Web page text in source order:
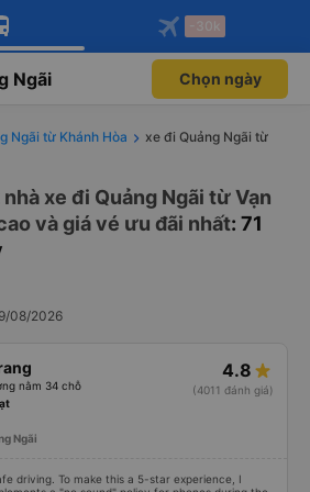
Vexere ngay!
đãi thành viên độc
Mở app
Vexere
khi đặt vé máy bay qua
Mở app
-30k
Ngãi Chọn ngày
Ngãi từ Khánh Hòa
xe đi Quảng Ngãi từ
xe đi Quảng Ngãi từ Vạn
và giá vé ưu đãi nhất: 71
08/2026
nằm 34 chỗ
4.8
(4011 đánh giá)
Ngãi
driving. To make this a 5-star experience, I